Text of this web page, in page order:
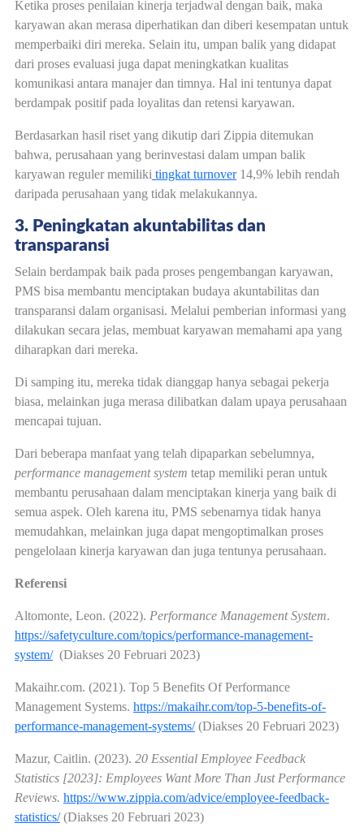
Ketika proses penilaian kinerja terjadwal dengan baik, maka
karyawan akan merasa diperhatikan dan diberi kesempatan untuk
memperbaiki diri mereka. Selain itu, umpan balik yang didapat
dari proses evaluasi juga dapat meningkatkan kualitas
komunikasi antara manajer dan timnya. Hal ini tentunya dapat
berdampak positif pada loyalitas dan retensi karyawan.
Berdasarkan hasil riset yang dikutip dari Zippia ditemukan
bahwa, perusahaan yang berinvestasi dalam umpan balik
karyawan reguler memiliki tingkat turnover14,9% lebih rendah
daripada perusahaan yang tidak melakukannya.
3. Peningkatan akuntabilitas dan
transparansi
Selain berdampak baik pada proses pengembangan karyawan,
PMS bisa membantu menciptakan budaya akuntabilitas dan
transparansi dalam organisasi. Melalui pemberian informasi yang
dilakukan secara jelas, membuat karyawan memahami apa yang
diharapkan dari mereka.
Di samping itu, mereka tidak dianggap hanya sebagai pekerja
biasa, melainkan juga merasa dilibatkan dalam upaya perusahaan
mencapai tujuan.
Dari beberapa manfaat yang telah dipaparkan sebelumnya,
performance management system tetap memiliki peran untuk
membantu perusahaan dalam menciptakan kinerja yang baik di
semua aspek. Oleh karena itu, PMS sebenarnya tidak hanya
memudahkan, melainkan juga dapat mengoptimalkan proses
pengelolaan kinerja karyawan dan juga tentunya perusahaan.
Referensi
Altomonte, Leon. (2022). Performance Management System.
https://safetyculture.com/topics/performance-management-
system/(Diakses 20 Februari 2023)
Makaihr.com. (2021). Top 5 Benefits Of Performance
Management Systems. https://makaihr.com/top-5-benefits-of-
performance-management-systems/(Diakses 20 Februari 2023)
Mazur, Caitlin. (2023). 20 Essential Employee Feedback
Statistics [2023]: Employees Want More Than Just Performance
Reviews. https://www.zippia.com/advice/employee-feedback-
statistics/(Diakses 20 Februari 2023)